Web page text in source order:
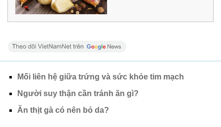
Mối liên hệ giữa trứng và sức khỏe tim mạch
Người suy thận cần tránh ăn gì?
Ăn thịt gà có nên bỏ da?